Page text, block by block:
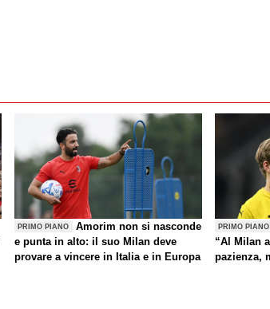
PRIMO PIANO
Amorim non si nasconde
e punta in alto: il suo Milan deve
provare a vincere in Italia e in Europa
PRIMO PIANO
“Al Milan
pazienza,